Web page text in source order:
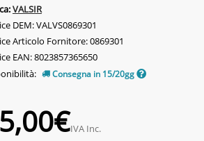
VALSIR
DEM: VALVS0869301
Articolo Fornitore: 0869301
EAN: 8023857365650
Consegna in 15/20gg
IVA Inc.